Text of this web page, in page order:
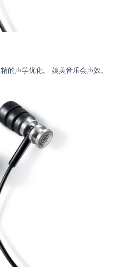
的声学优化。 媲美音乐会声效。